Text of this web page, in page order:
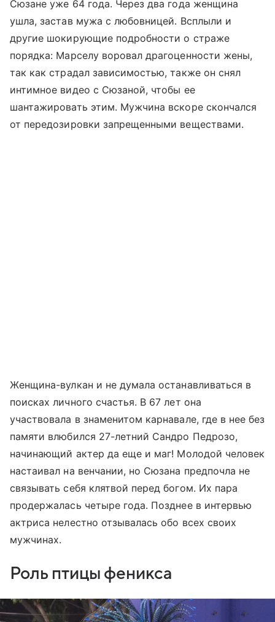
Сюзане уже 64 года. Через два года женщина
ушла, застав мужа с любовницей. Всплыли и
другие шокирующие подробности о страже
порядка: Марселу воровал драгоценности жены,
так как страдал зависимостью, также он снял
интимное видео с Сюзаной, чтобы ее
шантажировать этим. Мужчина вскоре скончался
от передозировки запрещенными веществами.
Женщина-вулкан и не думала останавливаться в
поисках личного счастья. В 67 лет она
участвовала в знаменитом карнавале, где в нее без
памяти влюбился 27-летний Сандро Педрозо,
начинающий актер да еще и маг! Молодой человек
настаивал на венчании, но Сюзана предпочла не
связывать себя клятвой перед богом. Их пара
продержалась четыре года. Позднее в интервью
актриса нелестно отзывалась обо всех своих
мужчинах.
Роль птицы феникса